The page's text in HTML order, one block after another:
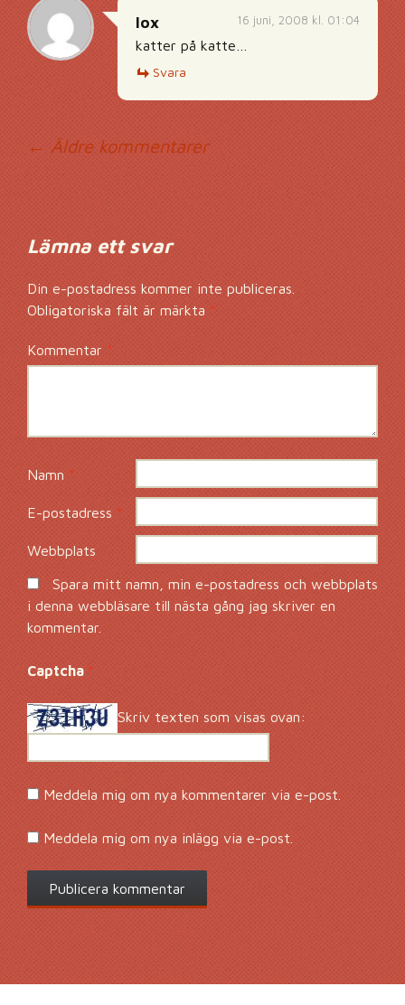
16 juni, 2008 kl. 01:04
lox
katter på katte…
Svara
← Äldre kommentarer
Lämna ett svar
Din e-postadress kommer inte publiceras.
Obligatoriska fält är märkta*
Kommentar*
Namn*
E-postadress*
Webbplats
Spara mitt namn, min e-postadress och webbplats
i denna webbläsare till nästa gång jag skriver en
kommentar.
Captcha*
Skriv texten som visas ovan:
Meddela mig om nya kommentarer via e-post.
Meddela mig om nya inlägg via e-post.